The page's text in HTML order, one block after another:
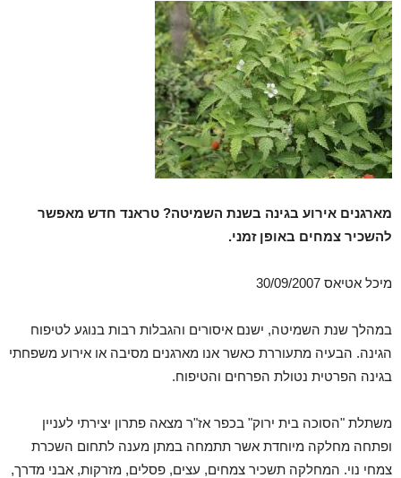
מארגנים אירוע בגינה בשנת השמיטה? טראנד חדש מאפשר
להשכיר צמחים באופן זמני.
מיכל אטיאס 30/09/2007
במהלך שנת השמיטה, ישנם איסורים והגבלות רבות בנוגע לטיפוח
הגינה. הבעיה מתעוררת כאשר אנו מארגנים מסיבה או אירוע משפחתי
בגינה הפרטית נטולת הפרחים והטיפוח.
משתלת "הסוכה בית ירוק" בכפר אז"ר מצאה פתרון יצירתי לעניין
ופתחה מחלקה מיוחדת אשר תתמחה במתן מענה לתחום השכרת
צמחי נוי. המחלקה תשכיר צמחים, עצים, פסלים, מזרקות, אבני מדרך,